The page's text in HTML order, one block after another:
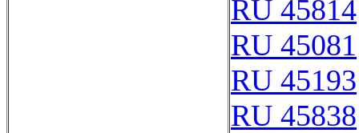
RU 45814
RU 45081
RU 45193
RU 45838